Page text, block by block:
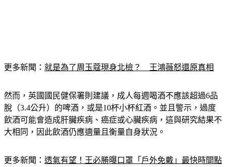
更多新聞： 就是為了周玉蔻現身北檢？　王鴻薇怒還原真相
然而，英國國民健保署則建議，成人每週喝酒不應該超過6品
脫（3.4公升）的啤酒，或是10杯小杯紅酒。並且警示，過度
飲酒可能會造成肝臟疾病、癌症或心臟疾病，這與研究結果不
大相同，因此飲酒仍應適量且衡量自身狀況。
更多新聞： 透氣有望！王必勝曝口罩「戶外免戴」最快時間點